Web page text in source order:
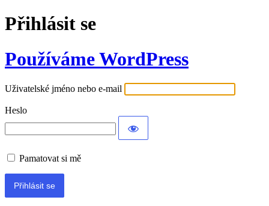
Přihlásit se
Používáme WordPress
Uživatelské jméno nebo e-mail
Heslo
Pamatovat si mě